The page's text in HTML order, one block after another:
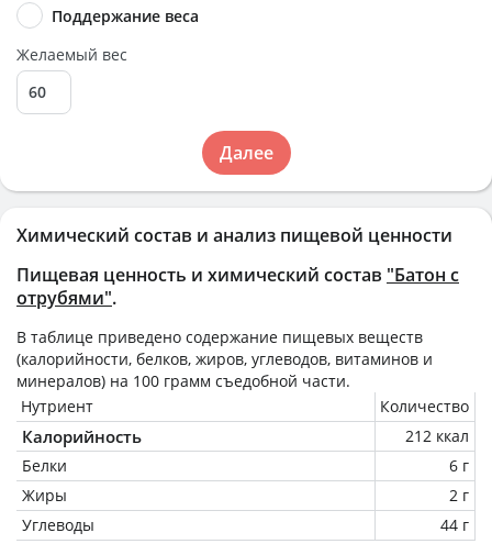
Химический состав и анализ пищевой ценности
Пищевая ценность и химический состав "Батон с
отрубями".
В таблице приведено содержание пищевых веществ
(калорийности, белков, жиров, углеводов, витаминов и
минералов) на 100 грамм съедобной части.
Нутриент
Количество
Калорийность
212 ккал
Белки
6 г
Жиры
2 г
Углеводы
44 г
Поддержание веса
Желаемый вес
Далее